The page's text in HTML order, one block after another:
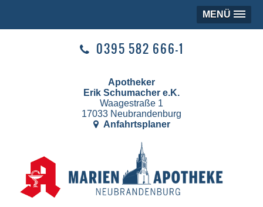
MENÜ
0395 582 666-1
Apotheker
Erik Schumacher e.K.
Waagestraße 1
17033 Neubrandenburg
Anfahrtsplaner